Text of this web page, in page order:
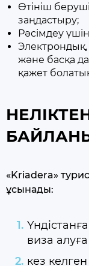
Өтініш
заңдастыру;
Рәсімдеу
Электрондық,
және басқа да
қажет
«Kriadera»
ұсынады:
виза
кез